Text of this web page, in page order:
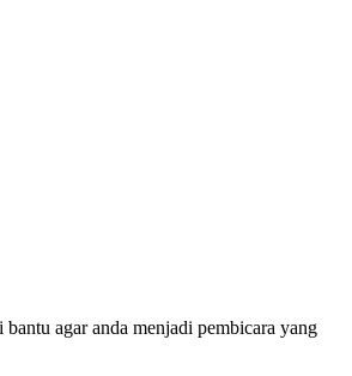
agar anda menjadi pembicara yang